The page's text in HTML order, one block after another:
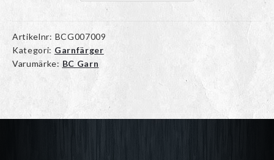
Artikelnr: BCG007009
Kategori: Garnfärger
Varumärke: BC Garn